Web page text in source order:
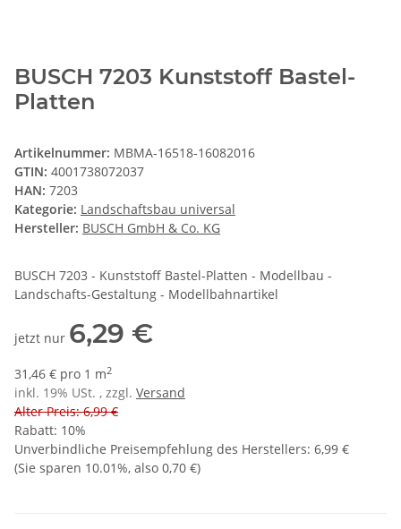
BUSCH 7203 Kunststoff Bastel-
Platten
Artikelnummer: MBMA-16518-16082016
GTIN: 4001738072037
HAN: 7203
Kategorie: Landschaftsbau universal
Hersteller: BUSCH GmbH & Co. KG
BUSCH 7203 - Kunststoff Bastel-Platten - Modellbau -
Landschafts-Gestaltung - Modellbahnartikel
jetzt nur 6,29 €
31,46 € pro 1 m2
inkl. 19% USt. , zzgl. Versand
Alter Preis: 6,99 €
Rabatt: 10%
Unverbindliche Preisempfehlung des Herstellers: 6,99 €
(Sie sparen 10.01%, also 0,70 €)